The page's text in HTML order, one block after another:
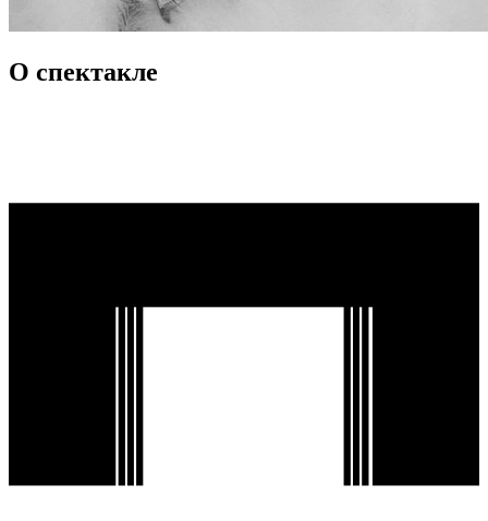
О спектакле